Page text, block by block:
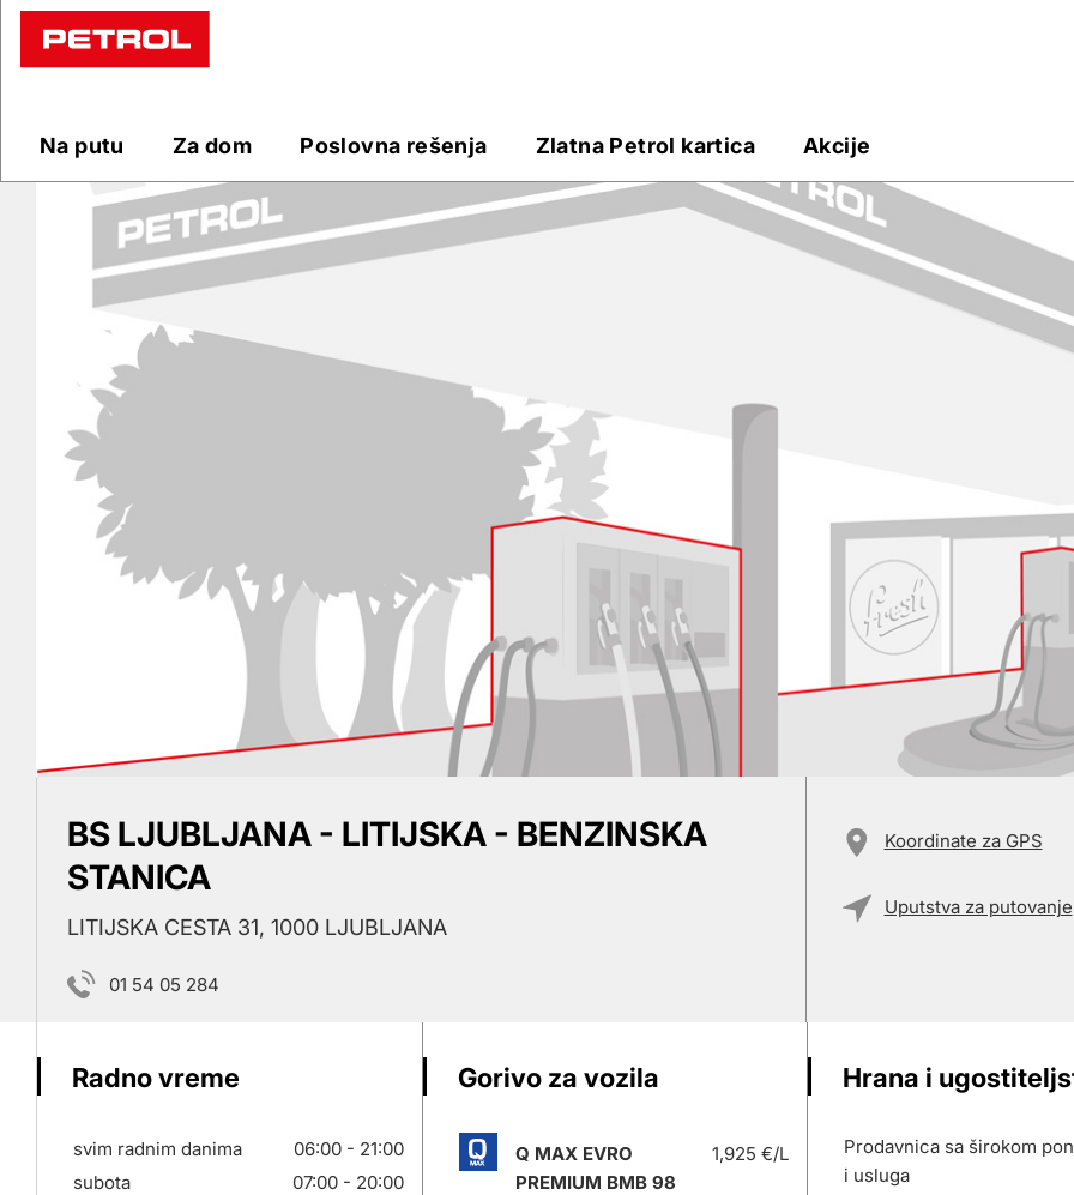
Prodajna
mesta
Na putu Za dom Poslovna rešenja Zlatna Petrol kartica Akcije
BS LJUBLJANA - LITIJSKA - BENZINSKA
STANICA
LITIJSKA CESTA 31, 1000 LJUBLJANA
01 54 05 284
Koordinate za GPS
Uputstva za putovanje
Radno vreme
svim radnim danima
06:00 - 21:00
subota
07:00 - 20:00
Gorivo za vozila
Q MAX EVRO
PREMIUM BMB 98
1,925 €/L
Hrana i
Prodavnica sa širokom
i usluga